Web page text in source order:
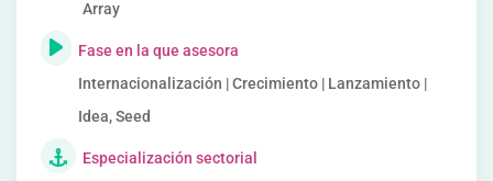
Array
Fase en la que asesora
Internacionalización | Crecimiento | Lanzamiento |
Idea, Seed
Especialización sectorial